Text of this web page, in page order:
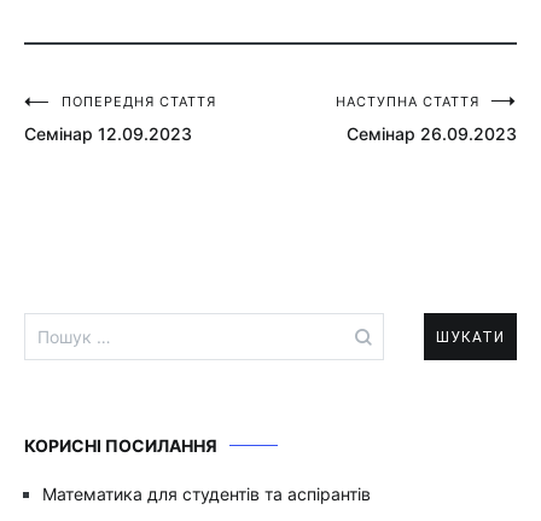
Навігація
записів
ПОПЕРЕДНЯ СТАТТЯ
Семінар 12.09.2023
НАСТУПНА СТАТТЯ
Семінар 26.09.2023
КОРИСНІ ПОСИЛАННЯ
Математика для студентів та аспірантів